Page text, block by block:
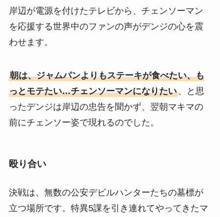
岸辺が電源を付けたテレビから、チェンソーマン
を応援する世界中のファンの声がデンジの心を震
わせます。
朝は、ジャムパンよりもステーキが食べたい、も
っとモテたい…チェンソーマンになりたい、と思
ったデンジは岸辺の忠告を聞かず、翌朝マキマの
前にチェンソー姿で現れるのでした。
殴り合い
決戦は、無数の公安デビルハンターたちの墓標が
立つ場所です。特異5課を引き連れてやってきたマ